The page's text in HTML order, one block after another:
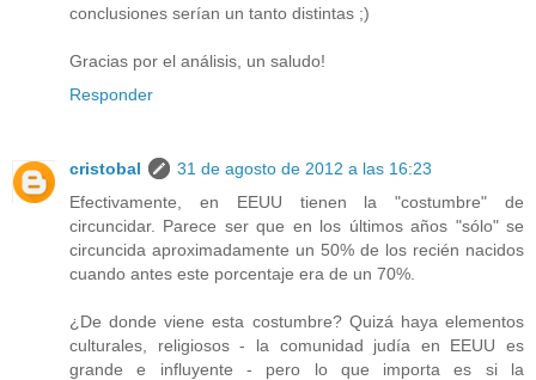
conclusiones serían un tanto distintas ;)
Gracias por el análisis, un saludo!
Responder
cristobal
31 de agosto de 2012 a las 16:23
Efectivamente, en EEUU tienen la "costumbre" de
circuncidar. Parece ser que en los últimos años "sólo" se
circuncida aproximadamente un 50% de los recién nacidos
cuando antes este porcentaje era de un 70%.
¿De donde viene esta costumbre? Quizá haya elementos
culturales, religiosos - la comunidad judía en EEUU es
grande e influyente - pero lo que importa es si la